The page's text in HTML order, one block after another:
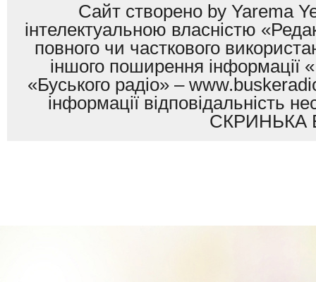
Сайт створено by Yarema
інтелектуальною власністю
повного чи часткового
іншого поширення інформації
«Буського радіо» –
інформації
СКРИНЬКА